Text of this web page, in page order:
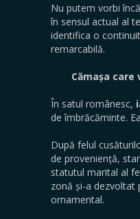
Nu putem vorbi
în sensul actual al
identifica o
remarcabilă.
Cămașa
În satul românesc,
de îmbrăcăminte.
După felul
de proveniență,
statutul marital al
zonă și-a dezvoltat
ornamental.